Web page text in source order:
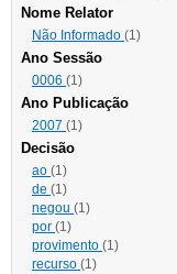
Nome Relator
Não Informado (1)
Ano Sessão
0006 (1)
Ano Publicação
2007 (1)
Decisão
ao (1)
de (1)
negou (1)
por (1)
provimento (1)
recurso (1)